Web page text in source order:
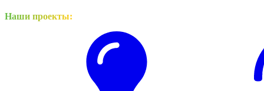
Наши проекты: